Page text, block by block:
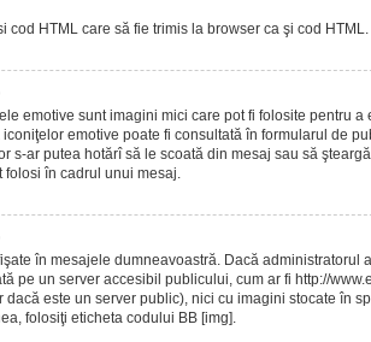
cod HTML care să fie trimis la browser ca şi cod
emotive sunt imagini mici care pot fi folosite pentru
emotive poate fi consultată în formularul de
s-ar putea hotărî să le scoată din mesaj sau să
folosi în cadrul unui mesaj.
în mesajele dumneavoastră. Dacă
pe un server accesibil publicului, cum ar fi http://
dacă este un server public), nici cu imagini stocate în
folosiţi eticheta codului BB [img].